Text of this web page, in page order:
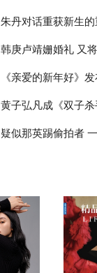
子柒居首李佳琦辛有
朱丹对话重获新生
步20公里亲历深山
韩庚卢靖姗婚礼 又
的心
《亲爱的新年好》
百何张子枫温馨约定
黄子弘凡成《双子
官 出席首映红毯推
疑似那英踢偷拍者